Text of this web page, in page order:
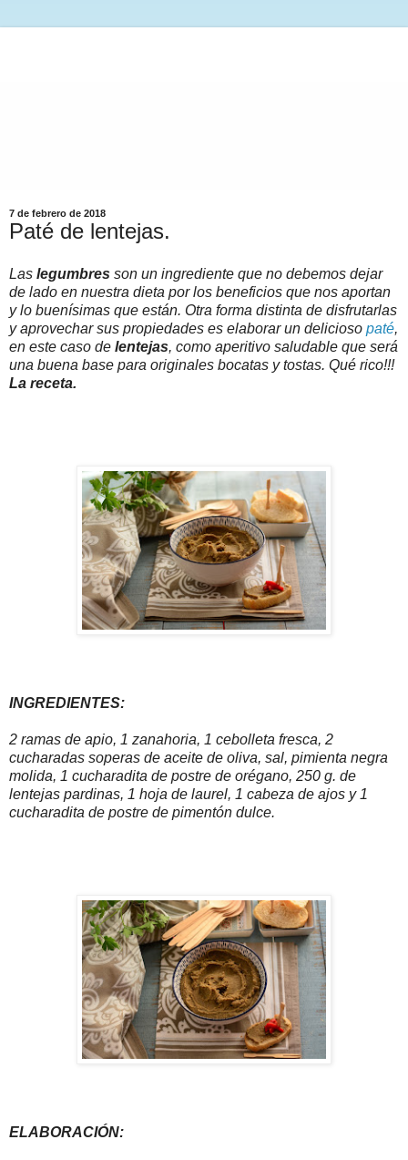
7 de febrero de 2018
Paté de lentejas.
Las legumbres son un ingrediente que no debemos dejar
de lado en nuestra dieta por los beneficios que nos aportan
y lo buenísimas que están. Otra forma distinta de disfrutarlas
y aprovechar sus propiedades es elaborar un delicioso paté,
en este caso de lentejas, como aperitivo saludable que será
una buena base para originales bocatas y tostas. Qué rico!!!
La receta.
INGREDIENTES:
2 ramas de apio, 1 zanahoria, 1 cebolleta fresca, 2
cucharadas soperas de aceite de oliva, sal, pimienta negra
molida, 1 cucharadita de postre de orégano, 250 g. de
lentejas pardinas, 1 hoja de laurel, 1 cabeza de ajos y 1
cucharadita de postre de pimentón dulce.
ELABORACIÓN: